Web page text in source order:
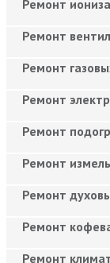
Ремонт
Ремонт
Ремонт
Ремонт
Ремонт
Ремонт
Ремонт
Ремонт
Ремонт